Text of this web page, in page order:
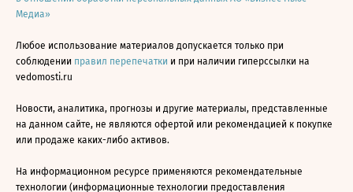
Медиа»
Любое использование материалов допускается только при
соблюдении правил перепечатки и при наличии гиперссылки на
vedomosti.ru
Новости, аналитика, прогнозы и другие материалы, представленные
на данном сайте, не являются офертой или рекомендацией к покупке
или продаже каких-либо активов.
На информационном ресурсе применяются рекомендательные
технологии (информационные технологии предоставления